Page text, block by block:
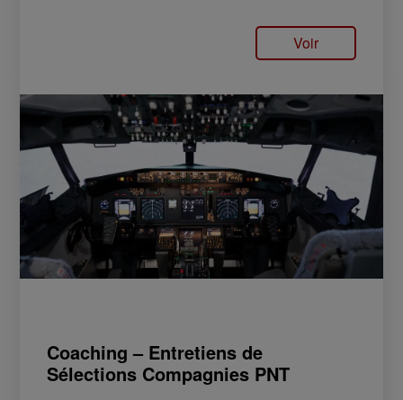
Voir
Coaching – Entretiens de
Sélections Compagnies PNT